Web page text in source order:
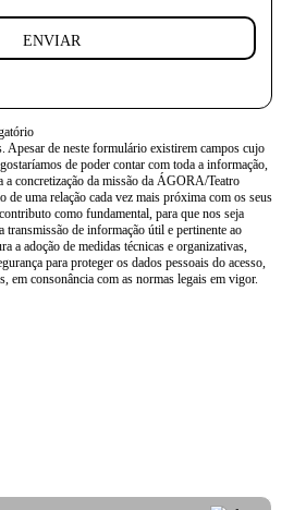
ENVIAR
Apesar de neste formulário existirem campos cujo
de poder contar com toda a informação,
a concretização da missão da ÁGORA/Teatro
de uma relação cada vez mais próxima com os seus
como fundamental, para que nos seja
transmissão de informação útil e pertinente ao
a adoção de medidas técnicas e organizativas,
para proteger os dados pessoais do acesso,
em consonância com as normas legais em vigor.